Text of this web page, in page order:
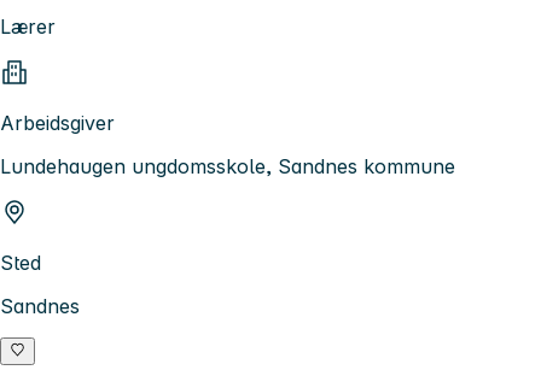
Lærer
Arbeidsgiver
Lundehaugen ungdomsskole, Sandnes kommune
Sted
Sandnes